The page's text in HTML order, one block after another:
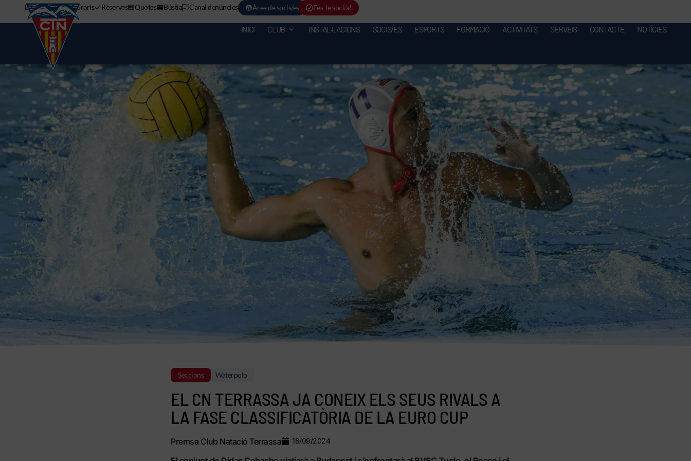
APP mòbil Horaris Reserves Quotes Bústia Canal denúncies Àrea de socis/es Fes-te soci/a!
INICI CLUB INSTAL·LACIONS SOCIS/ES ESPORTS FORMACIÓ ACTIVITATS SERVEIS CONTACTE NOTÍCIES
Seccions Waterpolo
EL CN TERRASSA JA CONEIX ELS SEUS RIVALS A
LA FASE CLASSIFICATÒRIA DE LA EURO CUP
Premsa Club Natació Terrassa 18/09/2024